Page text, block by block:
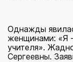
Однажды
женщинами: «Я
учителя».
Сергеевны.